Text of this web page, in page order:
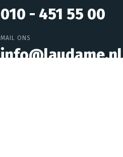
010 - 451 55 00
MAIL ONS
info@laudame.nl